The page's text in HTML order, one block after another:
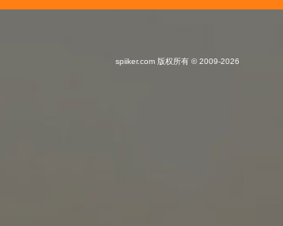
spiiker.com 版权所有 © 2009-2026